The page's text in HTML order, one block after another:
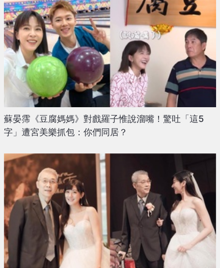
蘇晏霈《豆腐媽媽》對戲羅子惟說溜嘴！驚吐「這5
字」遭宮美樂抓包：你們同居？